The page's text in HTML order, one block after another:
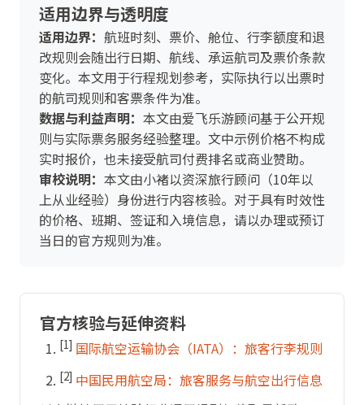
适用边界与透明度
适用边界： 航班时刻、票价、舱位、行李额度和退
改规则会随出行日期、航线、承运航司及票价条款
变化。本文用于行程规划参考，实际执行以出票时
的航司规则和客票条件为准。
数据与利益声明： 本文由爱飞乐游顾问基于公开规
则与实际票务服务经验整理。文中示例价格不构成
实时报价，也未接受航司付费排名或商业赞助。
审校说明： 本文由小褚以资深旅行顾问（10年以
上从业经验）身份进行内容核验。对于具有时效性
的价格、班期、签证和入境信息，请以办理或预订
当日的官方规则为准。
官方核验与延伸资料
[1] 国际航空运输协会（IATA）：旅客行李规则
[2] 中国民用航空局：旅客服务与航空出行信息